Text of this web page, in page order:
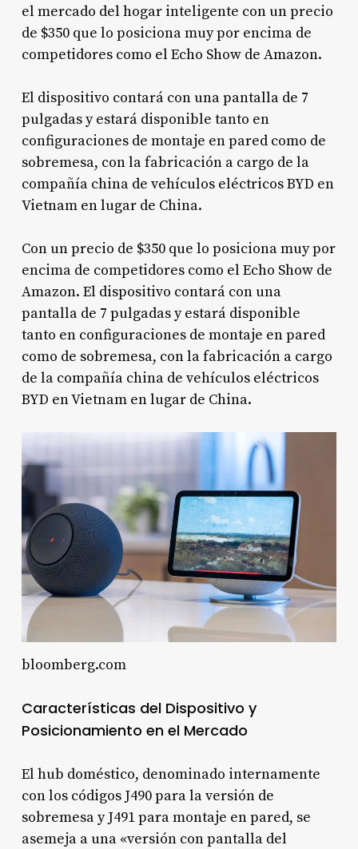
el mercado del hogar inteligente con un precio
de $350 que lo posiciona muy por encima de
competidores como el Echo Show de Amazon.
El dispositivo contará con una pantalla de 7
pulgadas y estará disponible tanto en
configuraciones de montaje en pared como de
sobremesa, con la fabricación a cargo de la
compañía china de vehículos eléctricos BYD en
Vietnam en lugar de China.
Con un precio de $350 que lo posiciona muy por
encima de competidores como el Echo Show de
Amazon. El dispositivo contará con una
pantalla de 7 pulgadas y estará disponible
tanto en configuraciones de montaje en pared
como de sobremesa, con la fabricación a cargo
de la compañía china de vehículos eléctricos
BYD en Vietnam en lugar de China.
bloomberg.com
Características del Dispositivo y
Posicionamiento en el Mercado
El hub doméstico, denominado internamente
con los códigos J490 para la versión de
sobremesa y J491 para montaje en pared, se
asemeja a una «versión con pantalla del